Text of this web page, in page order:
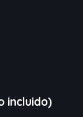
incluido)